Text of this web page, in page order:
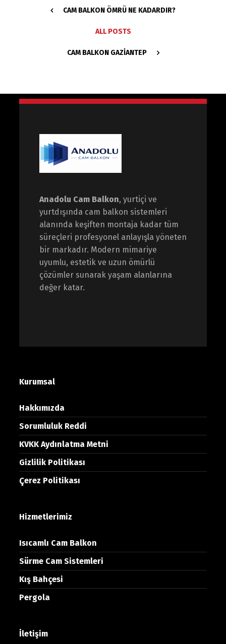
CAM BALKON ÖMRÜ NE KADARDIR?
ALL POSTS
CAM BALKON GAZIANTEP
Anadolu Cam Balkon, yurtiçi ve
yurtdışında cam balkon sistemleri
alanında keşiften montaja kadar tüm
süreçleri profesyonel anlayışla yöneten
bir markadır. Modern mimariye
uyumlu, estetik ve uzun ömürlü
çözümler sunarak yaşam alanlarına
değer katar.
Kurumsal
Hakkımızda
Sorumluluk Reddi
KVKK Aydınlatma Metni
Gizlilik Politikası
Çerez Politikası
Hizmetlerimiz
Isıcamlı Cam Balkon
Sürme Cam Sistemleri
Kış Bahçesi
Pergola
İletişim